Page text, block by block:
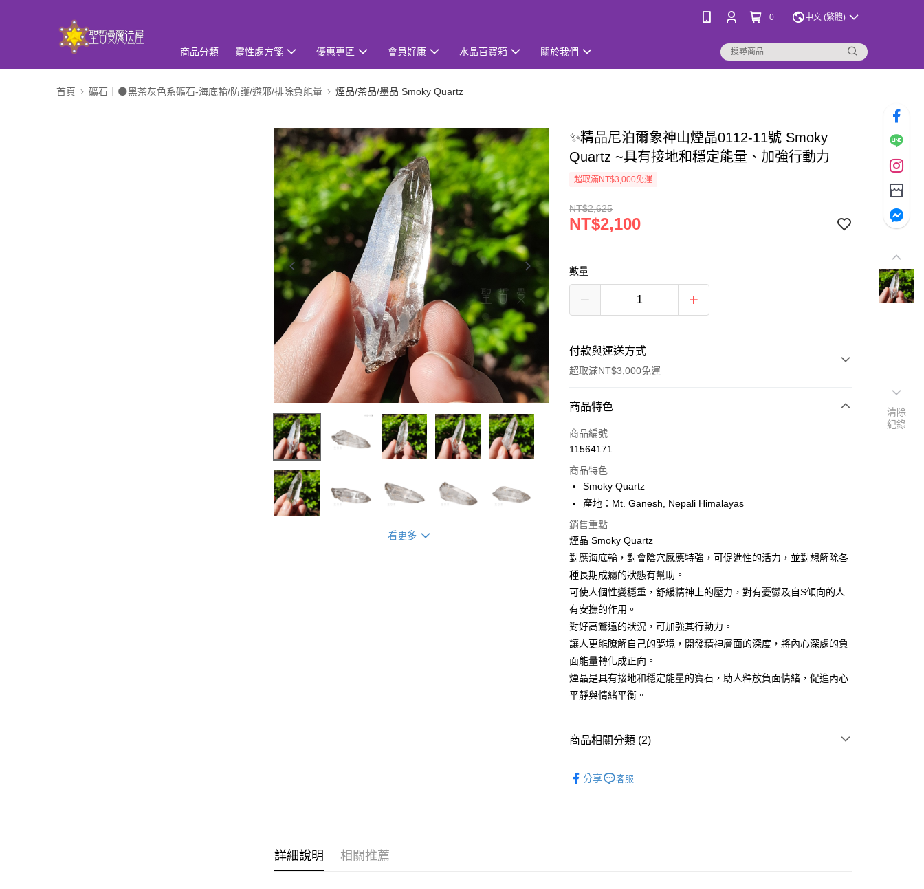
0 中文 (繁體)
商品分類 靈性處方箋 優惠專區 會員好康 水晶百寶箱 關於我們
首頁 礦石｜🌑黑茶灰色系礦石-海底輪/防護/避邪/排除負能量 煙晶/茶晶/墨晶 Smoky Quartz
看更多
✨精品尼泊爾象神山煙晶0112-11號 Smoky
Quartz ~具有接地和穩定能量、加強行動力
超取滿NT$3,000免運
NT$2,625
NT$2,100
數量
付款與運送方式
超取滿NT$3,000免運
付款方式
信用卡一次付款
LINE Pay
Apple Pay
街口支付
悠遊付
運送方式
全家取貨付款
每筆NT$80，滿NT$3,000(含以上)免運費
7-11取貨付款
賣家宅配幫您送（台灣）
郵局幫你送（離島）
商品特色
商品編號
11564171
商品特色
Smoky Quartz
產地：Mt. Ganesh, Nepali Himalayas
銷售重點
煙晶 Smoky Quartz
對應海底輪，對會陰穴感應特強，可促進性的活力，並對想解除各
種長期成癮的狀態有幫助。
可使人個性變穩重，舒緩精神上的壓力，對有憂鬱及自S傾向的人
有安撫的作用。
對好高鶩遠的狀況，可加強其行動力。
讓人更能瞭解自己的夢境，開發精神層面的深度，將內心深處的負
面能量轉化成正向。
煙晶是具有接地和穩定能量的寶石，助人釋放負面情緒，促進內心
平靜與情緒平衡。
商品相關分類 (2)
晶/墨晶 Smoky Quartz
分享 客服
詳細說明 相關推薦
清除
紀錄